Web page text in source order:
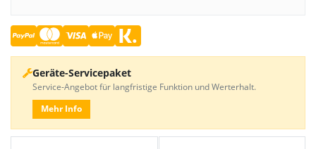
Geräte-Servicepaket
Service-Angebot für langfristige Funktion und Werterhalt.
Mehr Info